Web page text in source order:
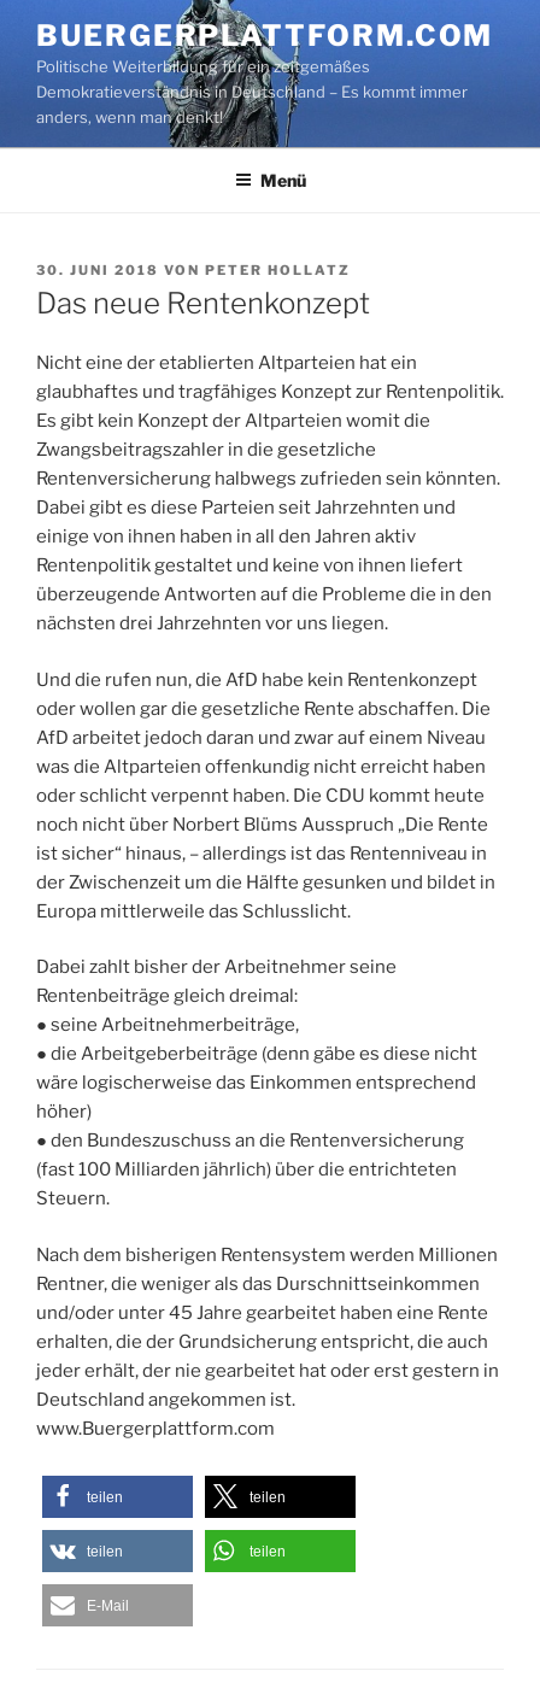
Inhalt
springen
BUERGERPLATTFORM.COM
Politische Weiterbildung für ein zeitgemäßes
Demokratieverständnis in Deutschland – Es kommt immer
anders, wenn man denkt!
Menü
VERÖFFENTLICHT
AM
30. JUNI 2018 VON PETER HOLLATZ
Das neue Rentenkonzept
Nicht eine der etablierten Altparteien hat ein
glaubhaftes und tragfähiges Konzept zur Rentenpolitik.
Es gibt kein Konzept der Altparteien womit die
Zwangsbeitragszahler in die gesetzliche
Rentenversicherung halbwegs zufrieden sein könnten.
Dabei gibt es diese Parteien seit Jahrzehnten und
einige von ihnen haben in all den Jahren aktiv
Rentenpolitik gestaltet und keine von ihnen liefert
überzeugende Antworten auf die Probleme die in den
nächsten drei Jahrzehnten vor uns liegen.
Und die rufen nun, die AfD habe kein Rentenkonzept
oder wollen gar die gesetzliche Rente abschaffen. Die
AfD arbeitet jedoch daran und zwar auf einem Niveau
was die Altparteien offenkundig nicht erreicht haben
oder schlicht verpennt haben. Die CDU kommt heute
noch nicht über Norbert Blüms Ausspruch „Die Rente
ist sicher“ hinaus, – allerdings ist das Rentenniveau in
der Zwischenzeit um die Hälfte gesunken und bildet in
Europa mittlerweile das Schlusslicht.
Dabei zahlt bisher der Arbeitnehmer seine
Rentenbeiträge gleich dreimal:
● seine Arbeitnehmerbeiträge,
● die Arbeitgeberbeiträge (denn gäbe es diese nicht
wäre logischerweise das Einkommen entsprechend
höher)
● den Bundeszuschuss an die Rentenversicherung
(fast 100 Milliarden jährlich) über die entrichteten
Steuern.
Nach dem bisherigen Rentensystem werden Millionen
Rentner, die weniger als das Durschnittseinkommen
und/oder unter 45 Jahre gearbeitet haben eine Rente
erhalten, die der Grundsicherung entspricht, die auch
jeder erhält, der nie gearbeitet hat oder erst gestern in
Deutschland angekommen ist.
www.Buergerplattform.com
teilen teilen
teilen teilen
E-Mail